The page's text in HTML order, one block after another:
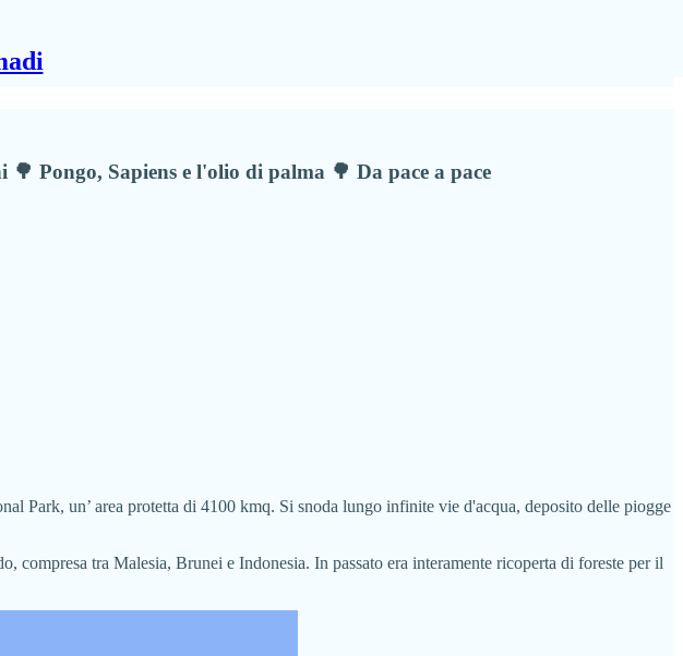
Pongo, Sapiens e l'olio di palma 🌳 Da pace a pace
Park, un’ area protetta di 4100 kmq. Si snoda lungo infinite vie d'acqua, deposito delle piogge
compresa tra Malesia, Brunei e Indonesia. In passato era interamente ricoperta di foreste per il